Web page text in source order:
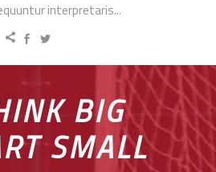
interpretaris...
BIG
SMALL